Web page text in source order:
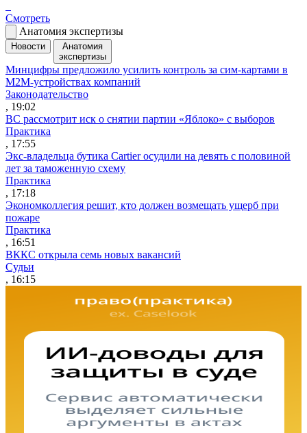
Смотреть
Анатомия экспертизы
Новости
Анатомия
экспертизы
Минцифры предложило усилить контроль за сим-картами в
M2M-устройствах компаний
Законодательство
, 19:02
ВС рассмотрит иск о снятии партии «Яблоко» с выборов
Практика
, 17:55
Экс-владельца бутика Cartier осудили на девять с половиной
лет за таможенную схему
Практика
, 17:18
Экономколлегия решит, кто должен возмещать ущерб при
пожаре
Практика
, 16:51
ВККС открыла семь новых вакансий
Судьи
, 16:15